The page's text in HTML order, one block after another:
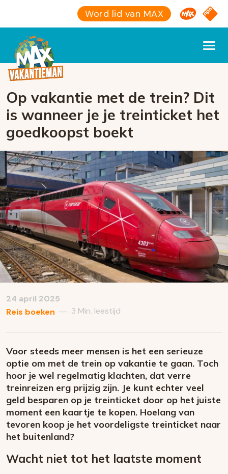
Word lid van MAX Omroep
NPO
Op vakantie met de trein? Dit
is wanneer je je treinticket het
goedkoopst boekt
24 april 2025
Reis boeken — 3 Min. leestijd
Voor steeds meer mensen is het een serieuze
optie om met de trein op vakantie te gaan. Toch
hoor je wel regelmatig klachten, dat verre
treinreizen erg prijzig zijn. Je kunt echter veel
geld besparen op je treinticket door op het juiste
moment een kaartje te kopen. Hoelang van
tevoren koop je het voordeligste treinticket naar
het buitenland?
Wacht niet tot het laatste moment